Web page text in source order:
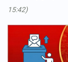
15:42)